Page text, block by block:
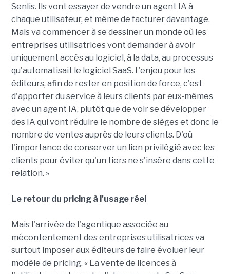
Senlis. Ils vont essayer de vendre un agent IA à
chaque utilisateur, et même de facturer davantage.
Mais va commencer à se dessiner un monde où les
entreprises utilisatrices vont demander à avoir
uniquement accès au logiciel, à la data, au processus
qu'automatisait le logiciel SaaS. L'enjeu pour les
éditeurs, afin de rester en position de force, c'est
d'apporter du service à leurs clients par eux-mêmes
avec un agent IA, plutôt que de voir se développer
des IA qui vont réduire le nombre de sièges et donc le
nombre de ventes auprès de leurs clients. D'où
l'importance de conserver un lien privilégié avec les
clients pour éviter qu'un tiers ne s'insère dans cette
relation. »
Le retour du pricing à l'usage réel
Mais l'arrivée de l'agentique associée au
mécontentement des entreprises utilisatrices va
surtout imposer aux éditeurs de faire évoluer leur
modèle de pricing. « La vente de licences à